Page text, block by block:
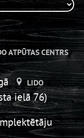
ATPŪTAS CENTRS
LIDO
ielā 76)